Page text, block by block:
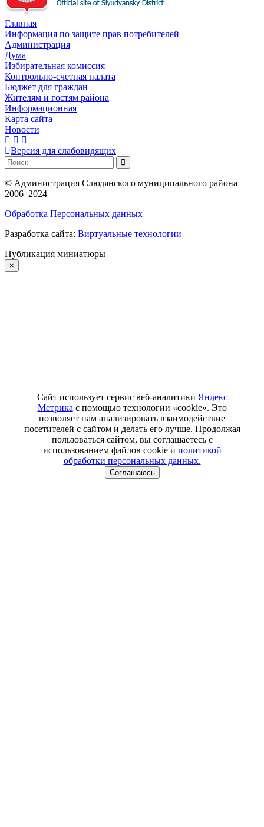
Главная
Информация по защите прав потребителей
Администрация
Дума
Избирательная комиссия
Контрольно-счетная палата
Бюджет для граждан
Жителям и гостям района
Информационная
Карта сайта
Новости
Версия для слабовидящих
© Администрация Слюдянского муниципального района
2006–2024
Обработка Персональных данных
Разработка сайта: Виртуальные технологии
Публикация миниатюры
×
Сайт использует сервис веб-аналитики Яндекс
Метрикас помощью технологии «cookie». Это
позволяет нам анализировать взаимодействие
посетителей с сайтом и делать его лучше. Продолжая
пользоваться сайтом, вы соглашаетесь с
использованием файлов cookie и политикой
обработки персональных данных.
Соглашаюсь